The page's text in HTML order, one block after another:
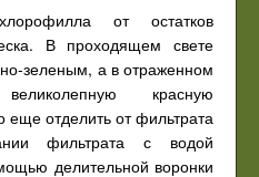
от остатков
В проходящем свете
зеленым, а в отраженном
красную
отделить от фильтрата
фильтрата с водой
делительной воронки